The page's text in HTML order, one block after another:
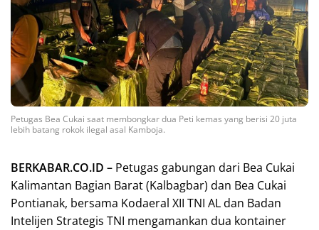
Petugas Bea Cukai saat membongkar dua Peti kemas yang berisi 20 juta
lebih batang rokok ilegal asal Kamboja.
BERKABAR.CO.ID – Petugas gabungan dari Bea Cukai
Kalimantan Bagian Barat (Kalbagbar) dan Bea Cukai
Pontianak, bersama Kodaeral XII TNI AL dan Badan
Intelijen Strategis TNI mengamankan dua kontainer